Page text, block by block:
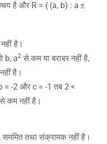
है और R = { (a, b) : a ≤
है।
b, a2 से कम या बराबर नहीं है,
है।
= -2 और c = -1 तब 2 <
से कम नहीं है।
तथा संक्रामक नहीं है।